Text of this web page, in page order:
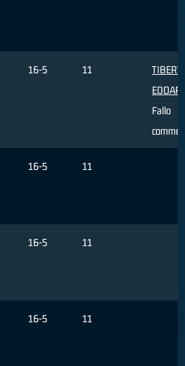
16-5 11
TIBERTI
Fallo
16-5 11
16-5 11
16-5 11